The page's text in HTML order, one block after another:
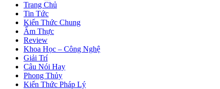
Trang Chủ
Tin Tức
Kiến Thức Chung
Ẩm Thực
Review
Khoa Học – Công Nghệ
Giải Trí
Câu Nói Hay
Phong Thủy
Kiến Thức Pháp Lý